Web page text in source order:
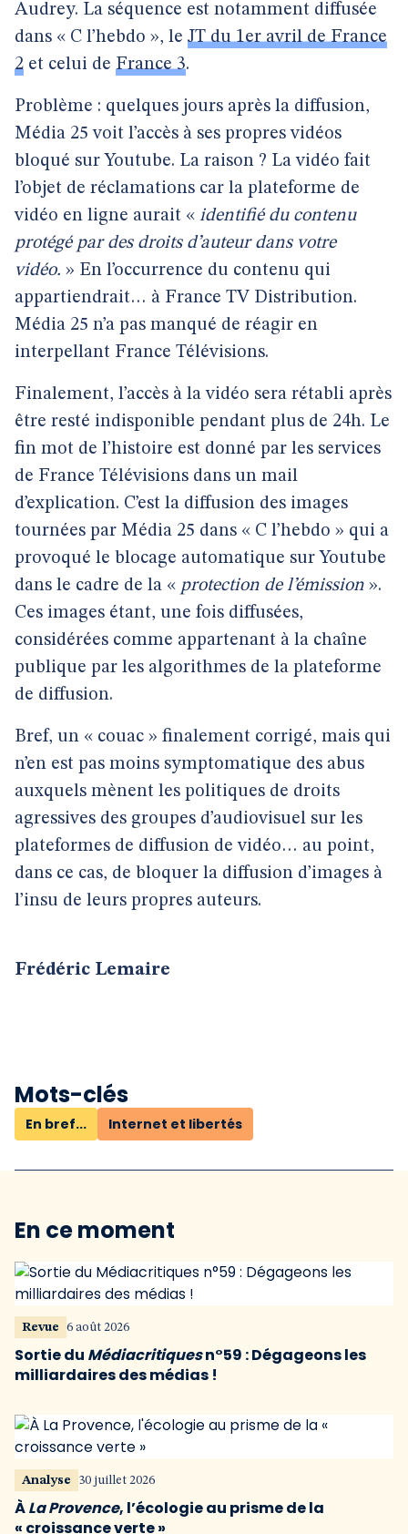
Audrey. La séquence est notamment diffusée
dans « C l’hebdo », le JT du 1er avril de France
2 et celui de France 3.
Problème : quelques jours après la diffusion,
Média 25 voit l’accès à ses propres vidéos
bloqué sur Youtube. La raison ? La vidéo fait
l’objet de réclamations car la plateforme de
vidéo en ligne aurait « identifié du contenu
protégé par des droits d’auteur dans votre
vidéo. » En l’occurrence du contenu qui
appartiendrait… à France TV Distribution.
Média 25 n’a pas manqué de réagir en
interpellant France Télévisions.
Finalement, l’accès à la vidéo sera rétabli après
être resté indisponible pendant plus de 24h. Le
fin mot de l’histoire est donné par les services
de France Télévisions dans un mail
d’explication. C’est la diffusion des images
tournées par Média 25 dans « C l’hebdo » qui a
provoqué le blocage automatique sur Youtube
dans le cadre de la « protection de l’émission ».
Ces images étant, une fois diffusées,
considérées comme appartenant à la chaîne
publique par les algorithmes de la plateforme
de diffusion.
Bref, un « couac » finalement corrigé, mais qui
n’en est pas moins symptomatique des abus
auxquels mènent les politiques de droits
agressives des groupes d’audiovisuel sur les
plateformes de diffusion de vidéo… au point,
dans ce cas, de bloquer la diffusion d’images à
l’insu de leurs propres auteurs.
Frédéric Lemaire
Mots-clés
En bref... Internet et libertés
En ce moment
Revue 6 août 2026
Sortie du Médiacritiquesn°59 : Dégageons les
milliardaires des médias !
Analyse 30 juillet 2026
ÀLa Provence, l’écologie au prisme de la
« croissance verte »